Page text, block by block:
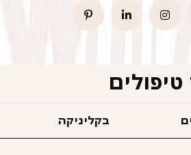
טיפולים
בקליניקה